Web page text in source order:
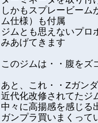
しかもスプレービーム
ム仕様）も付属
ジムとも思えないプロ
みあげてきます
このジムは・・腹をズ
あと、これ・・Zガン
近代化改修されてたジ
中々に高揚感を感じる
ガンプラ買いまくって